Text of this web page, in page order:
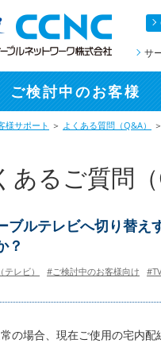
サ
ご検討中のお客様
様サポート ＞ よくある質問（Q&A）
あるご質問（
ブルテレビへ切り替え
？
テレビ） #ご検討中のお客様向け
の場合、現在ご使用の宅内配